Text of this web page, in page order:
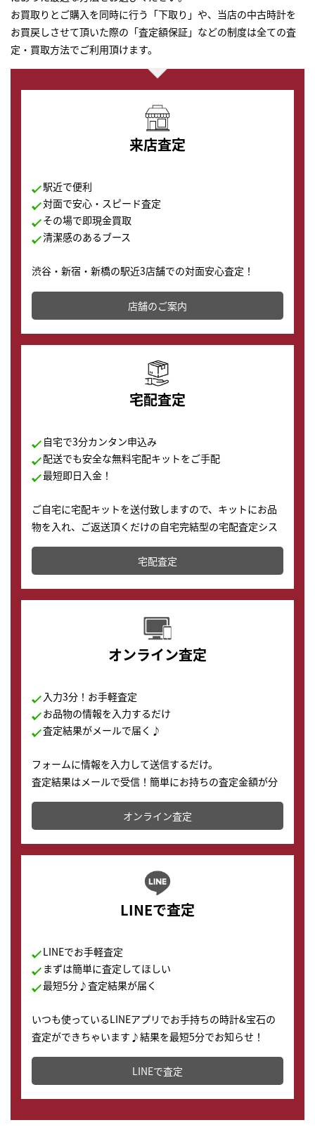
お買取りとご購入を同時に行う「下取り」や、当店の中古時計を
お買戻しさせて頂いた際の「査定額保証」などの制度は全ての査
定・買取方法でご利用頂けます。
来店査定
駅近で便利
対面で安心・スピード査定
その場で即現金買取
清潔感のあるブース
渋谷・新宿・新橋の駅近3店舗での対面安心査定！
その場で現金買取致します。渋谷本店では、時計販売の
店舗を併設しており、下取りに出してお得に新しい時計
の購入もできます♪
店舗のご案内
宅配査定
自宅で3分カンタン申込み
配送でも安全な無料宅配キットをご手配
最短即日入金！
ご自宅に宅配キットを送付致しますので、キットにお品
物を入れ、ご返送頂くだけの自宅完結型の宅配査定シス
テムです。
配送でも簡単&安全に査定・買取に出すことが可能で
す。
宅配査定
オンライン査定
入力3分！お手軽査定
お品物の情報を入力するだけ
査定結果がメールで届く♪
フォームに情報を入力して送信するだけ。
査定結果はメールで受信！簡単にお持ちの査定金額が分
かります。
オンライン査定
LINEで査定
LINEでお手軽査定
まずは簡単に査定してほしい
最短5分♪査定結果が届く
いつも使っているLINEアプリでお手持ちの時計&宝石の
査定ができちゃいます♪結果を最短5分でお知らせ！
どこからでもすぐに査定金額を知ることが出来ます。
LINEで査定